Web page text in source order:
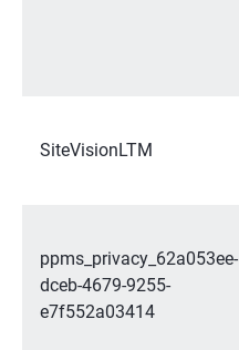
SiteVisionLTM
ppms_privacy_62a053ee-
dceb-4679-9255-
e7f552a03414